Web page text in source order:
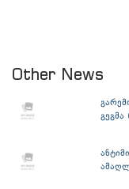
Other News
გეგმა